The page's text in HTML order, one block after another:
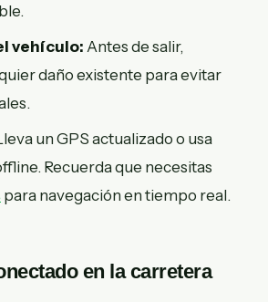
vehículo: Antes de salir,
daño existente para evitar
un GPS actualizado o usa
Recuerda que necesitas
para navegación en tiempo real.
en la carretera